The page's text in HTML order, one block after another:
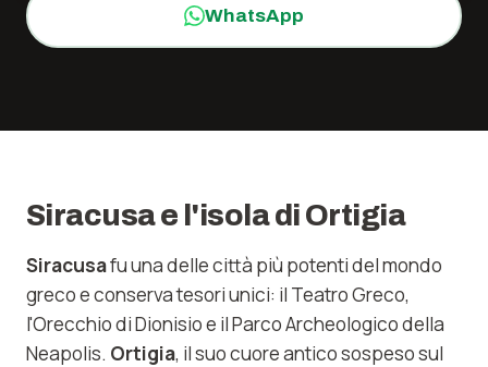
WhatsApp
Siracusa e l'isola di Ortigia
Siracusafu una delle città più potenti del mondo
greco e conserva tesori unici: il Teatro Greco,
l'Orecchio di Dionisio e il Parco Archeologico della
Neapolis. Ortigia, il suo cuore antico sospeso sul